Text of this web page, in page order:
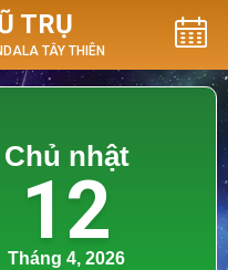
TRỤ
TÂY THIÊN
Chủ nhật
12
Tháng 4, 2026